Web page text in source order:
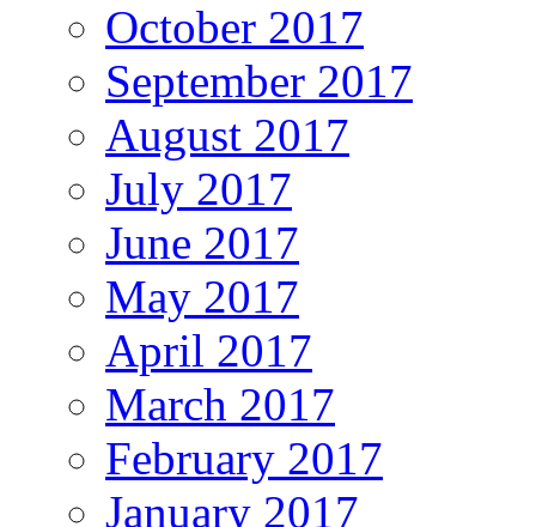
October 2017
September 2017
August 2017
July 2017
June 2017
May 2017
April 2017
March 2017
February 2017
January 2017